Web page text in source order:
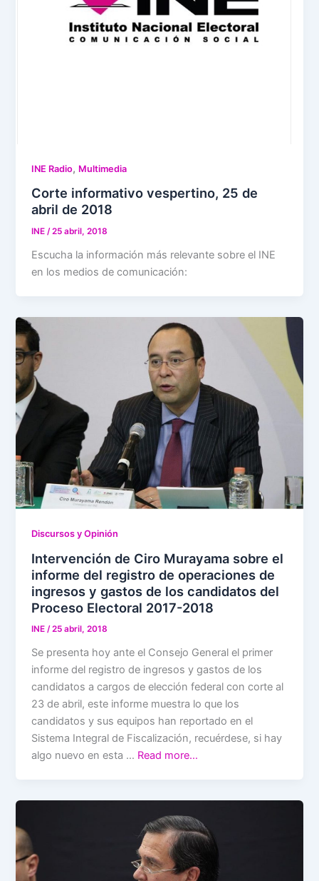
INE Radio, Multimedia
Corte informativo vespertino, 25 de
abril de 2018
INE/25 abril, 2018
Escucha la información más relevante sobre el INE
en los medios de comunicación:
Discursos y Opinión
Intervención de Ciro Murayama sobre el
informe del registro de operaciones de
ingresos y gastos de los candidatos del
Proceso Electoral 2017-2018
INE/25 abril, 2018
Se presenta hoy ante el Consejo General el primer
informe del registro de ingresos y gastos de los
candidatos a cargos de elección federal con corte al
23 de abril, este informe muestra lo que los
candidatos y sus equipos han reportado en el
Sistema Integral de Fiscalización, recuérdese, si hay
algo nuevo en esta … Read more…